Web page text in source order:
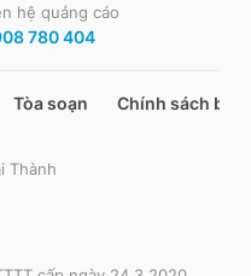
hệ quảng cáo
780 404
Tòa soạn Chính sách bảo
Thành